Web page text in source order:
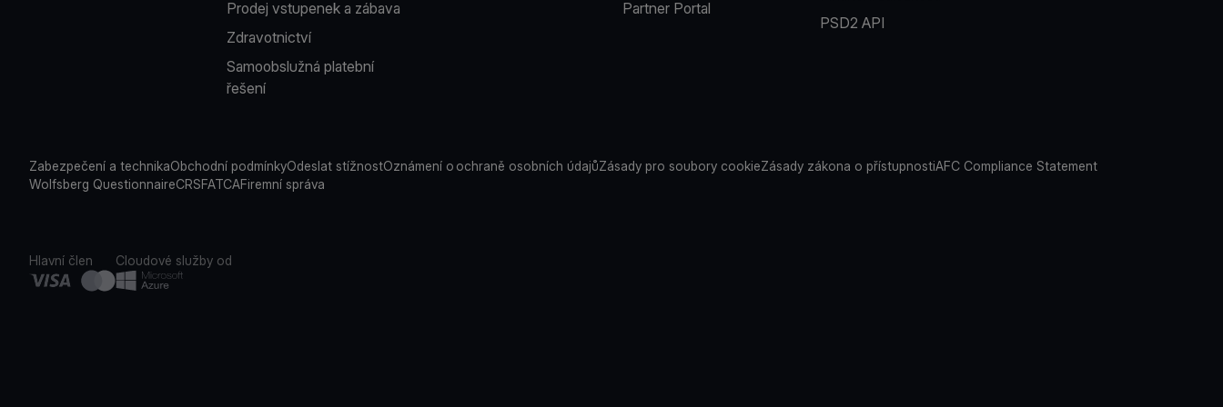
Prodej vstupenek a zábava
Zdravotnictví
Samoobslužná platební
řešení
Partner Portal
PSD2 API
Zabezpečení a technikaObchodní podmínkyOdeslat stížnostOznámení o ochraně osobních údajůZásady pro soubory cookieZásady zákona o přístupnostiAFC Compliance Statement
Wolfsberg QuestionnaireCRSFATCAFiremní správa
Hlavní člen Cloudové služby od